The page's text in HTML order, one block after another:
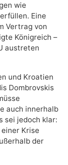
wie
Eine
Vertrag von
Königreich –
austreten
und Kroatien
Dombrovskis
auch innerhalb
sei jedoch klar:
Krise
der